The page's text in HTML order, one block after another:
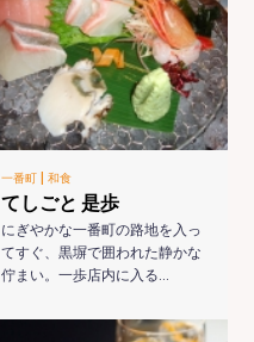
一番町 | 和食
てしごと 是歩
にぎやかな一番町の路地を入っ
てすぐ、黒塀で囲われた静かな
佇まい。一歩店内に入る…